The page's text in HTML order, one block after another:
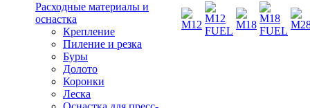
Расходные материалы и
оснастка
Крепление
Пиление и резка
Буры
Долото
Коронки
Леска